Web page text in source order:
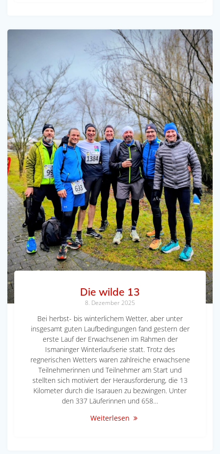
Die wilde 13
8. Dezember 2025
Bei herbst- bis winterlichem Wetter, aber unter
insgesamt guten Laufbedingungen fand gestern der
erste Lauf der Erwachsenen im Rahmen der
Ismaninger Winterlaufserie statt. Trotz des
regnerischen Wetters waren zahlreiche erwachsene
Teilnehmerinnen und Teilnehmer am Start und
stellten sich motiviert der Herausforderung, die 13
Kilometer durch die Isarauen zu bezwingen. Unter
den 337 Läuferinnen und 658…
Weiterlesen